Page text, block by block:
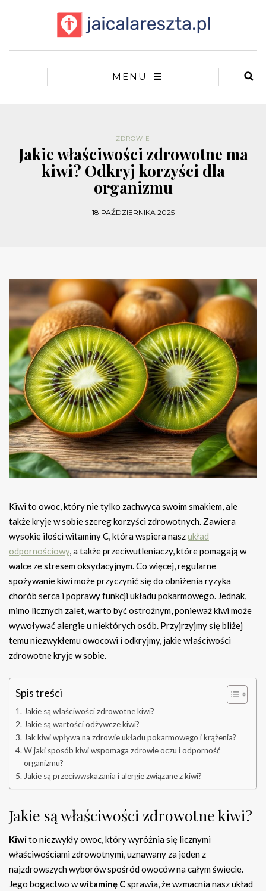
MENU
ZDROWIE
Jakie właściwości zdrowotne ma
kiwi? Odkryj korzyści dla
organizmu
18 PAŹDZIERNIKA 2025
Kiwi to owoc, który nie tylko zachwyca swoim smakiem, ale
także kryje w sobie szereg korzyści zdrowotnych. Zawiera
wysokie ilości witaminy C, która wspiera naszukład
odpornościowy, a także przeciwutleniaczy, które pomagają w
walce ze stresem oksydacyjnym. Co więcej, regularne
spożywanie kiwi może przyczynić się do obniżenia ryzyka
chorób serca i poprawy funkcji układu pokarmowego. Jednak,
mimo licznych zalet, warto być ostrożnym, ponieważ kiwi może
wywoływać alergie u niektórych osób. Przyjrzyjmy się bliżej
temu niezwykłemu owocowi i odkryjmy, jakie właściwości
zdrowotne kryje w sobie.
Spis treści
Jakie są właściwości zdrowotne kiwi?
Jakie są wartości odżywcze kiwi?
Jak kiwi wpływa na zdrowie układu pokarmowego i krążenia?
W jaki sposób kiwi wspomaga zdrowie oczu i odporność
organizmu?
Jakie są przeciwwskazania i alergie związane z kiwi?
Jakie są właściwości zdrowotne kiwi?
Kiwito niezwykły owoc, który wyróżnia się licznymi
właściwościami zdrowotnymi, uznawany za jeden z
najzdrowszych wyborów spośród owoców na całym świecie.
Jego bogactwo wwitaminę Csprawia, że wzmacnia nasz układ